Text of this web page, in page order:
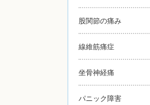
股関節の痛み
線維筋痛症
坐骨神経痛
パニック障害